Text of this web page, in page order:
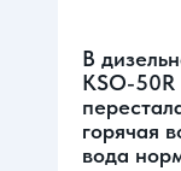
В
KSO-50R
горячая
вода